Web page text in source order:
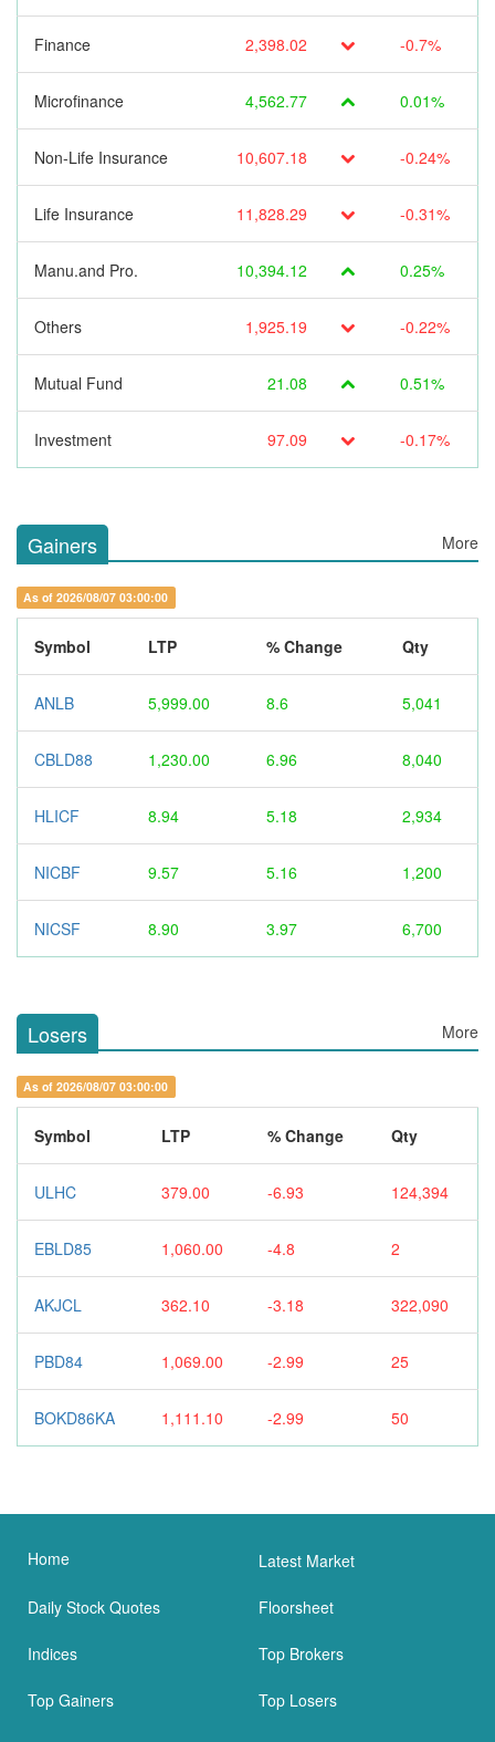
Finance 2,398.02 -0.7%
Microfinance 4,562.77 0.01%
Non-Life Insurance 10,607.18 -0.24%
Life Insurance 11,828.29 -0.31%
Manu.and Pro. 10,394.12 0.25%
Others 1,925.19 -0.22%
Mutual Fund 21.08 0.51%
Investment 97.09 -0.17%
Gainers More
As of 2026/08/07 03:00:00
Symbol LTP % Change Qty
ANLB 5,999.00 8.6 5,041
CBLD88 1,230.00 6.96 8,040
HLICF 8.94 5.18 2,934
NICBF 9.57 5.16 1,200
NICSF 8.90 3.97 6,700
Losers More
As of 2026/08/07 03:00:00
Symbol LTP % Change Qty
ULHC 379.00 -6.93 124,394
EBLD85 1,060.00 -4.8 2
AKJCL 362.10 -3.18 322,090
PBD84 1,069.00 -2.99 25
BOKD86KA 1,111.10 -2.99 50
Home Latest Market
Daily Stock Quotes Floorsheet
Indices Top Brokers
Top Gainers Top Losers